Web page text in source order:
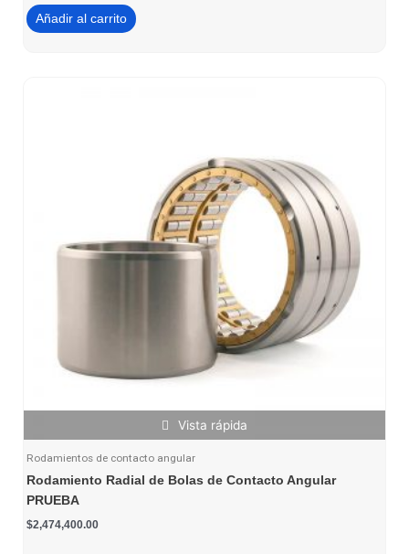
Añadir al carrito
Vista rápida
Rodamientos de contacto angular
Rodamiento Radial de Bolas de Contacto Angular
PRUEBA
$2,474,400.00